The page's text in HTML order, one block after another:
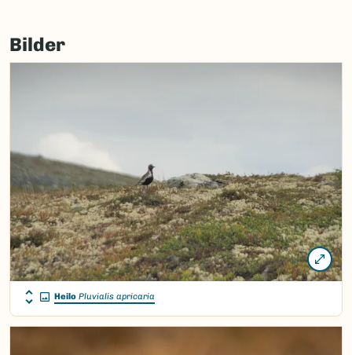
Bilder
Heilo Pluvialis apricaria